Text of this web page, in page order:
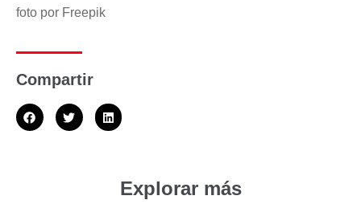
foto por Freepik
Compartir
Explorar más